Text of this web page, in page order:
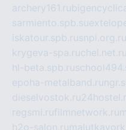
archery161.ru
sarmiento.spb.su
iskatour.spb.rusnpi.org.ru
krygeva-spa.ruchel.net.ru
hl-beta.spb.ru
epoha-metalband.ru
dieselvostok.ru
regsmi.rufilmnetwork.ru
h2o-salon.ru